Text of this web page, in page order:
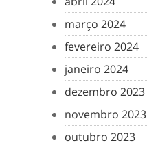
março 2024
fevereiro 2024
janeiro 2024
dezembro 2023
novembro 2023
outubro 2023